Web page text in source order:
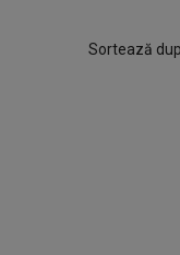
Sortează